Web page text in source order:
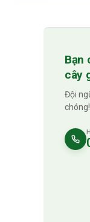
Bạn
cây
Đội
chóng!